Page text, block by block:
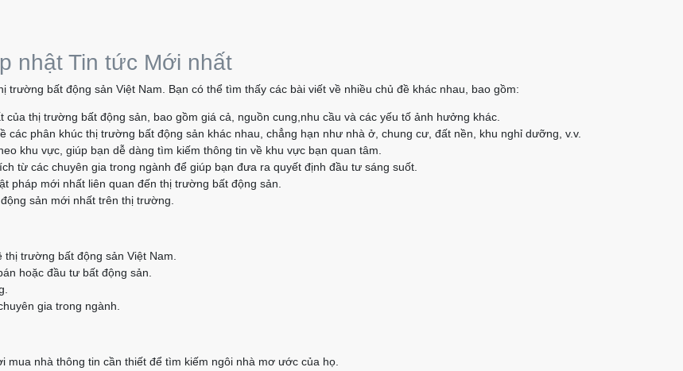
nhật Tin tức Mới nhất
bất động sản Việt Nam. Bạn có thể tìm thấy các bài viết về nhiều chủ đề khác nhau, bao gồm:
của thị trường bất động sản, bao gồm giá cả, nguồn cung,nhu cầu và các yếu tố ảnh hưởng khác.
các phân khúc thị trường bất động sản khác nhau, chẳng hạn như nhà ở, chung cư, đất nền, khu nghỉ dưỡng, v.v.
khu vực, giúp bạn dễ dàng tìm kiếm thông tin về khu vực bạn quan tâm.
từ các chuyên gia trong ngành để giúp bạn đưa ra quyết định đầu tư sáng suốt.
pháp mới nhất liên quan đến thị trường bất động sản.
sản mới nhất trên thị trường.
trường bất động sản Việt Nam.
hoặc đầu tư bất động sản.
gia trong ngành.
mua nhà thông tin cần thiết để tìm kiếm ngôi nhà mơ ước của họ.